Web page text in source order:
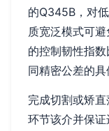
的Q345B，对
质宽泛模式可
的控制韧性指
同精密公差的具
完成切割或矫
环节该介并保